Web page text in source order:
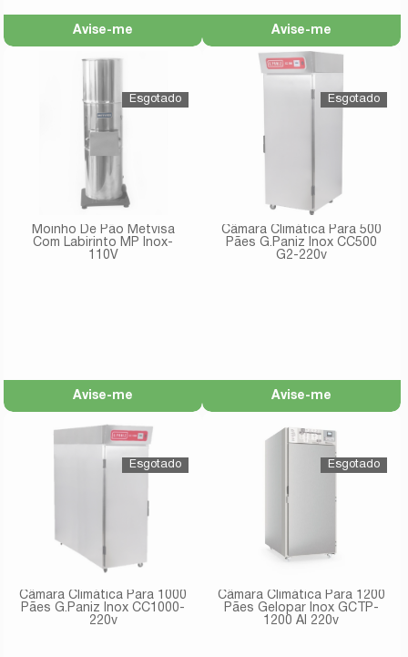
Avise-me Avise-me
Moinho De Pão Metvisa
Com Labirinto MP Inox-
110V
Avise-me
Câmara Climática Para 500
Pães G.Paniz Inox CC500
G2-220v
Avise-me
Câmara Climática Para 1000
Pães G.Paniz Inox CC1000-
220v
Câmara Climática Para 1200
Pães Gelopar Inox GCTP-
1200 AI 220v